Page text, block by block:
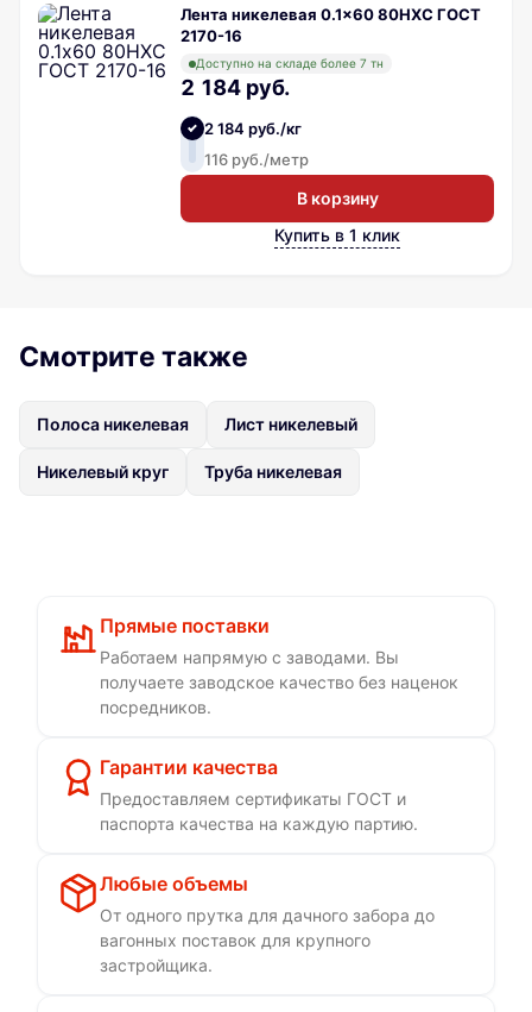
Лента никелевая 0.1x60 80НХС ГОСТ
2170-16
Доступно на складе более 7 тн
2 184 руб.
2 184 руб./кг
116 руб./метр
В корзину
Купить в 1 клик
Смотрите также
Полоса никелевая Лист никелевый
Никелевый круг Труба никелевая
Прямые поставки
Работаем напрямую с заводами. Вы
получаете заводское качество без наценок
посредников.
Гарантии качества
Предоставляем сертификаты ГОСТ и
паспорта качества на каждую партию.
Любые объемы
От одного прутка для дачного забора до
вагонных поставок для крупного
застройщика.